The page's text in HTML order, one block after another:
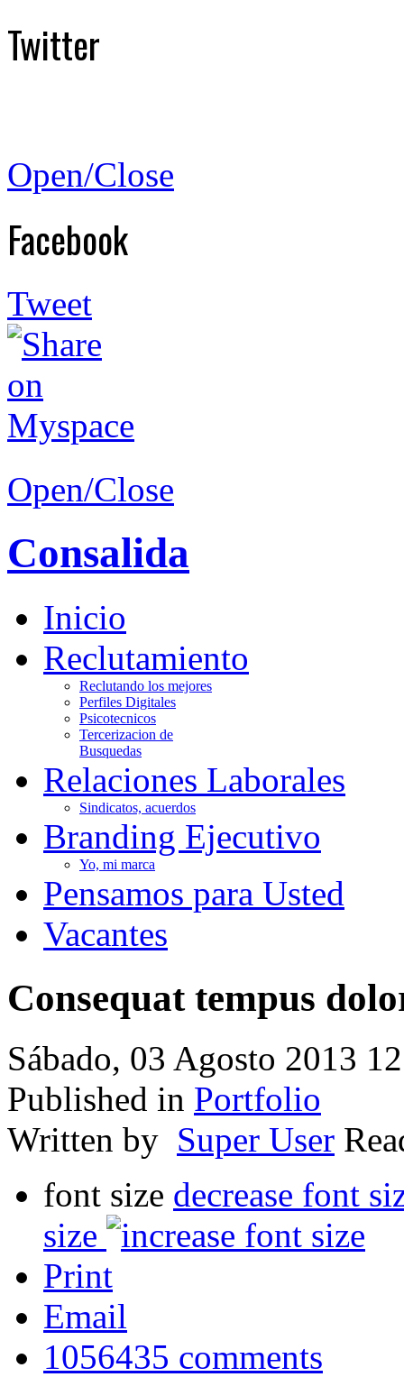
Twitter
Open/Close
Facebook
Tweet
Open/Close
Consalida
Inicio
Reclutamiento
Reclutando los mejores
Perfiles Digitales
Psicotecnicos
Tercerizacion de
Busquedas
Relaciones Laborales
Sindicatos, acuerdos
Branding Ejecutivo
Yo, mi marca
Pensamos para Usted
Vacantes
Consequat tempus
Sábado, 03 Agosto 2013
Published in Portfolio
Written by Super User
font size decrease font
size
Print
Email
1056435 comments